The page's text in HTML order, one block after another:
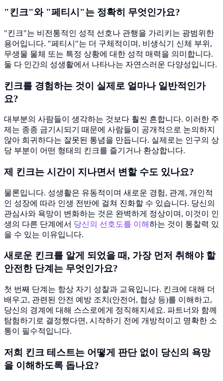
"킨크"와 "페티시"는 정확히 무엇인가요?
"킨크"는 비전통적인 성적 선호나 관행을 가리키는 광범위한
용어입니다. "페티시"는 더 구체적이며, 비생식기 신체 부위,
무생물 물체 또는 특정 상황에 대한 성적 매력을 의미합니다.
둘 다 인간의 성생활에서 나타나는 자연스러운 다양성입니다.
킨크를 경험하는 것이 실제로 얼마나 일반적인가
요?
대부분의 사람들이 생각하는 것보다 훨씬 흔합니다. 이러한 주
제는 종종 금기시되기 때문에 사람들이 공개적으로 논의하지
않아 희귀하다는 잘못된 통념을 만듭니다. 실제로는 인구의 상
당 부분이 어떤 형태의 킨크를 즐기거나 환상합니다.
제 킨크는 시간이 지나면서 변할 수도 있나요?
물론입니다. 성생활은 유동적이며 새로운 경험, 관계, 개인적
인 성장에 따라 인생 전반에 걸쳐 진화할 수 있습니다. 당신의
관심사와 욕망이 변화하는 것은 완벽하게 정상이며, 이것이 인
생의 다른 단계에서 당신의 선호도를 이해하는 것이 통찰력 있
을 수 있는 이유입니다.
새로운 킨크를 알게 되었을 때, 가장 먼저 취해야 할
안전한 단계는 무엇인가요?
첫 번째 단계는 항상 자기 성찰과 교육입니다. 킨크에 대해 더
배우고, 관련된 안전 예방 조치(안전어, 협상 등)를 이해하고,
당신의 경계에 대해 스스로에게 정직해지세요. 파트너와 함께
탐험하기로 결정했다면, 시작하기 전에 개방적이고 명확한 소
통이 필수적입니다.
저희 킨크 테스트는 어떻게 판단 없이 당신의 욕망
을 이해하도록 돕나요?